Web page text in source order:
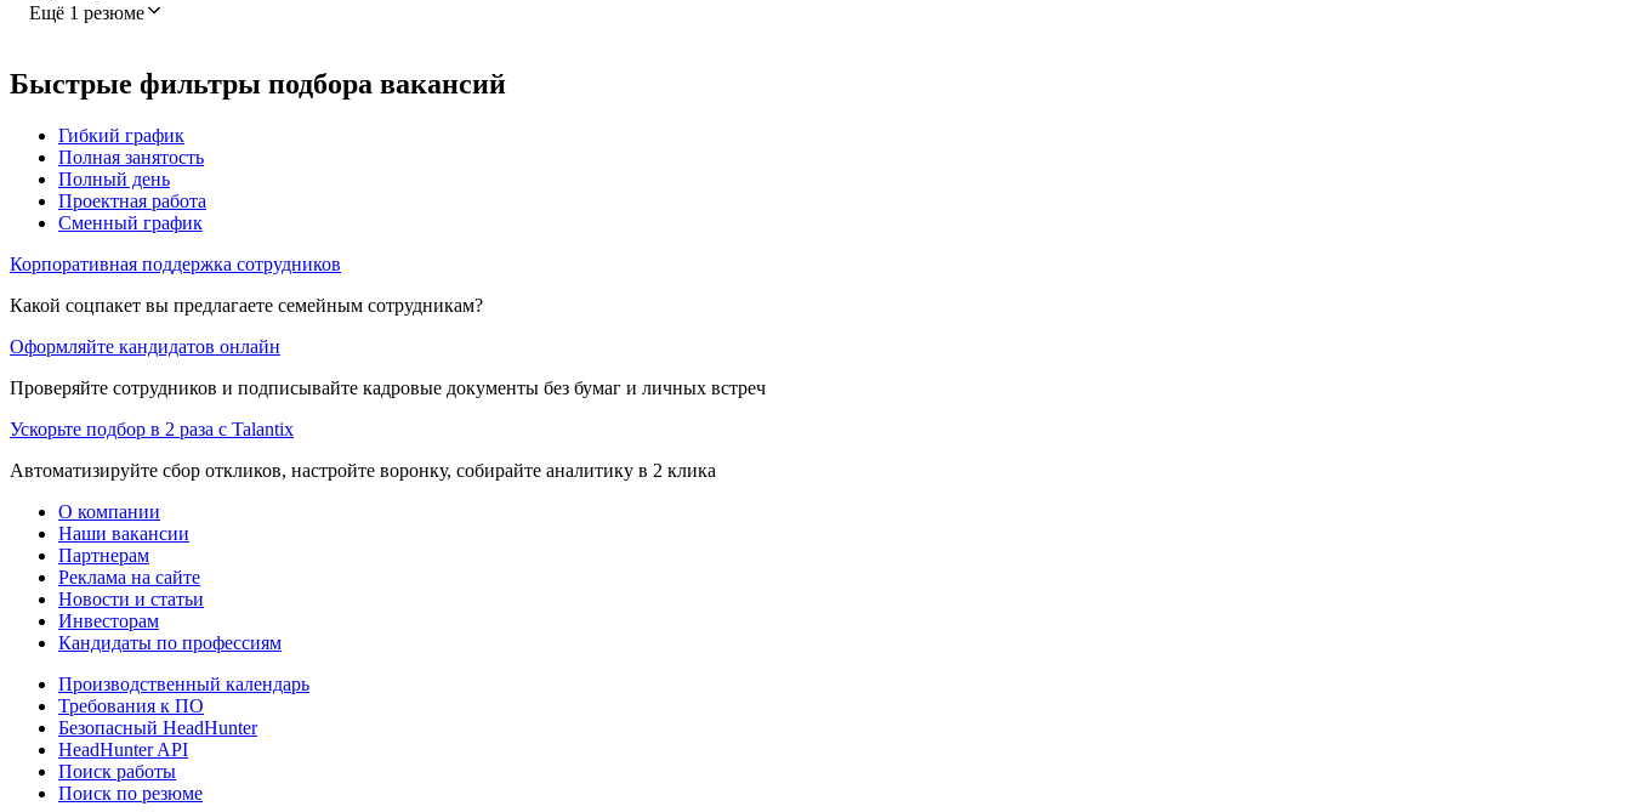
Ещё 1 резюме
Быстрые фильтры подбора вакансий
Гибкий график
Полная занятость
Полный день
Проектная работа
Сменный график
Корпоративная поддержка сотрудников
Какой соцпакет вы предлагаете семейным сотрудникам?
Оформляйте кандидатов онлайн
Проверяйте сотрудников и подписывайте кадровые документы без бумаг и личных встреч
Ускорьте подбор в 2 раза с Talantix
Автоматизируйте сбор откликов, настройте воронку, собирайте аналитику в 2 клика
О компании
Наши вакансии
Партнерам
Реклама на сайте
Новости и статьи
Инвесторам
Кандидаты по профессиям
Производственный календарь
Требования к ПО
Безопасный HeadHunter
HeadHunter API
Поиск работы
Поиск по резюме